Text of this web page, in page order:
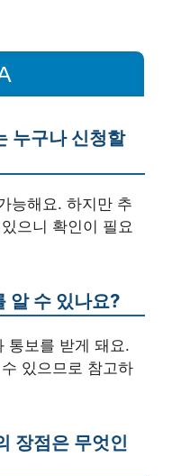
누구나 신청할
능해요. 하지만 추
으니 확인이 필요
알 수 있나요?
통보를 받게 돼요.
있으므로 참고하
장점은 무엇인